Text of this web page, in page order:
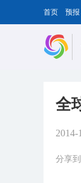
首页 预报
全
2014-
分享到